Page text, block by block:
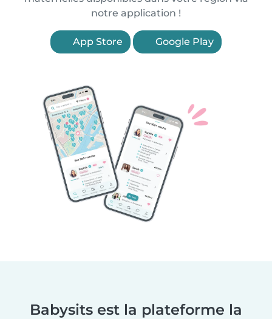
notre application !
App Store Google Play
Babysits est la plateforme la